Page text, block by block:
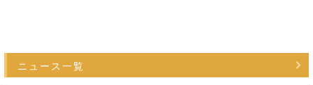
ニュース一覧